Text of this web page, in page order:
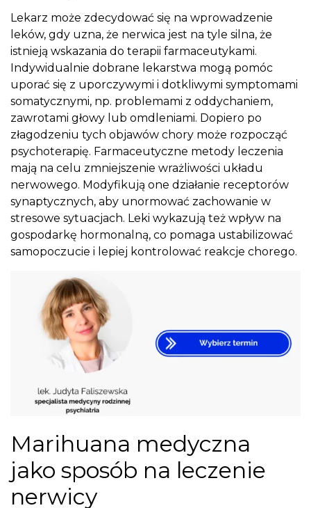
Lekarz może zdecydować się na wprowadzenie
leków, gdy uzna, że nerwica jest na tyle silna, że
istnieją wskazania do terapii farmaceutykami.
Indywidualnie dobrane lekarstwa mogą pomóc
uporać się z uporczywymi i dotkliwymi symptomami
somatycznymi, np. problemami z oddychaniem,
zawrotami głowy lub omdleniami. Dopiero po
złagodzeniu tych objawów chory może rozpocząć
psychoterapię. Farmaceutyczne metody leczenia
mają na celu zmniejszenie wrażliwości układu
nerwowego. Modyfikują one działanie receptorów
synaptycznych, aby unormować zachowanie w
stresowe sytuacjach. Leki wykazują też wpływ na
gospodarkę hormonalną, co pomaga ustabilizować
samopoczucie i lepiej kontrolować reakcje chorego.
Marihuana medyczna
jako sposób na leczenie
nerwicy